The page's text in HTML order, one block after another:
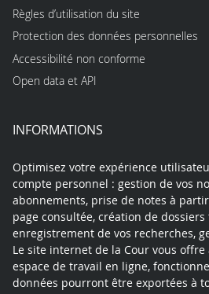
Règles d’utilisation du site
Protection des données personnelles
Accessibilité non conforme
Open data et API
INFORMATIONS
Optimisez votre expérience
compte personnel : gestion de vos
abonnements, prise de notes à
page consultée, création de
enregistrement de vos recherches,
Le site internet de la Cour vous
espace de travail en ligne,
données pourront être exportées à